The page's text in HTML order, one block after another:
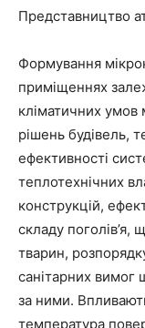
Представництво
Формування
приміщеннях
кліматичних умов
рішень будівель,
ефективності
теплотехнічних
конструкцій,
складу поголів’я,
тварин,
санітарних вимог
за ними.
температура